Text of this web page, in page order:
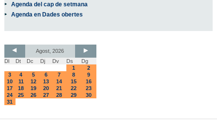
Agenda del cap de setmana
Agenda en Dades obertes
Agost, 2026
Dl
Dt Dc Dj Dv Ds
Dg
1
2
3
4 5 6 7 8
9
10
11 12 13 14 15
16
17
18 19 20 21 22
23
24
25 26 27 28 29
30
31